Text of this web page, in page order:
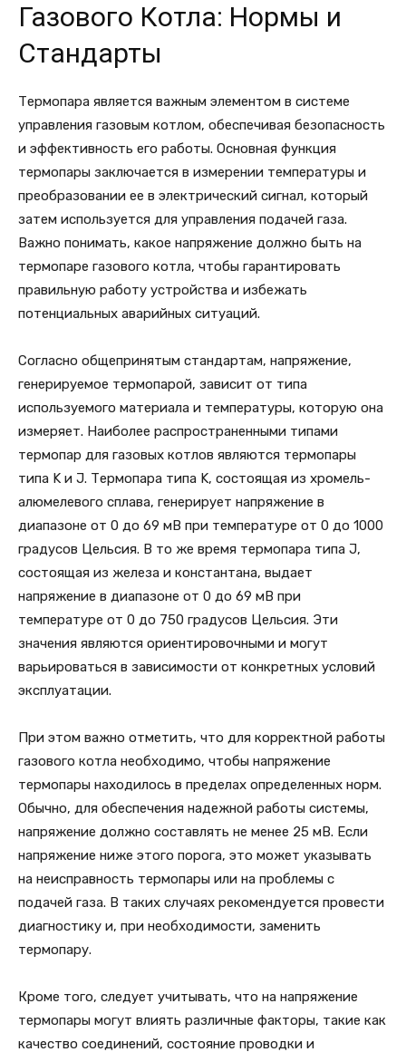
Газового Котла: Нормы и
Стандарты
Термопара является важным элементом в системе
управления газовым котлом, обеспечивая безопасность
и эффективность его работы. Основная функция
термопары заключается в измерении температуры и
преобразовании ее в электрический сигнал, который
затем используется для управления подачей газа.
Важно понимать, какое напряжение должно быть на
термопаре газового котла, чтобы гарантировать
правильную работу устройства и избежать
потенциальных аварийных ситуаций.
Согласно общепринятым стандартам, напряжение,
генерируемое термопарой, зависит от типа
используемого материала и температуры, которую она
измеряет. Наиболее распространенными типами
термопар для газовых котлов являются термопары
типа K и J. Термопара типа K, состоящая из хромель-
алюмелевого сплава, генерирует напряжение в
диапазоне от 0 до 69 мВ при температуре от 0 до 1000
градусов Цельсия. В то же время термопара типа J,
состоящая из железа и константана, выдает
напряжение в диапазоне от 0 до 69 мВ при
температуре от 0 до 750 градусов Цельсия. Эти
значения являются ориентировочными и могут
варьироваться в зависимости от конкретных условий
эксплуатации.
При этом важно отметить, что для корректной работы
газового котла необходимо, чтобы напряжение
термопары находилось в пределах определенных норм.
Обычно, для обеспечения надежной работы системы,
напряжение должно составлять не менее 25 мВ. Если
напряжение ниже этого порога, это может указывать
на неисправность термопары или на проблемы с
подачей газа. В таких случаях рекомендуется провести
диагностику и, при необходимости, заменить
термопару.
Кроме того, следует учитывать, что на напряжение
термопары могут влиять различные факторы, такие как
качество соединений, состояние проводки и